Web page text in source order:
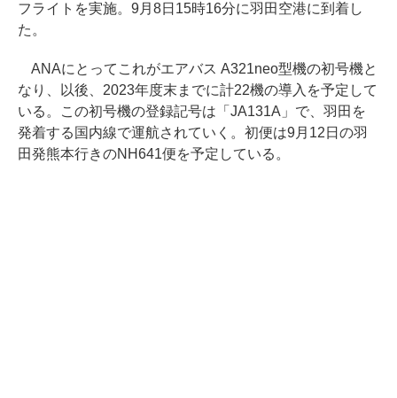
フライトを実施。9月8日15時16分に羽田空港に到着し
た。
ANAにとってこれがエアバス A321neo型機の初号機と
なり、以後、2023年度末までに計22機の導入を予定して
いる。この初号機の登録記号は「JA131A」で、羽田を
発着する国内線で運航されていく。初便は9月12日の羽
田発熊本行きのNH641便を予定している。